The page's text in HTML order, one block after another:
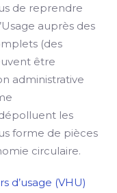
de reprendre
auprès des
(des
être
administrative
les
forme de pièces
circulaire.
d’usage (VHU)